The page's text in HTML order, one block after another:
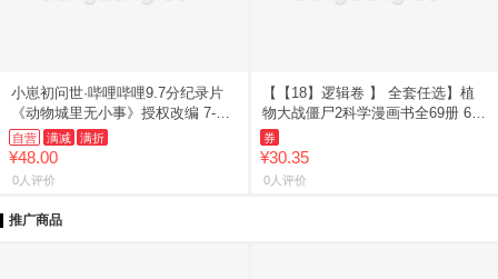
小崽初问世·哔哩哔哩9.7分纪录片
《动物城里无小事》授权改编 7-12
岁儿童科普 课外阅读 科学思维
自营 满减 满折
¥48.00
0人评价
【【18】逻辑卷 】 全套任选】植
物大战僵尸2科学漫画书全69册 6-
12岁小学生课外书漫画探案卷机械
卷毒物卷经济生活卷
券
¥30.35
0人评价
推广商品